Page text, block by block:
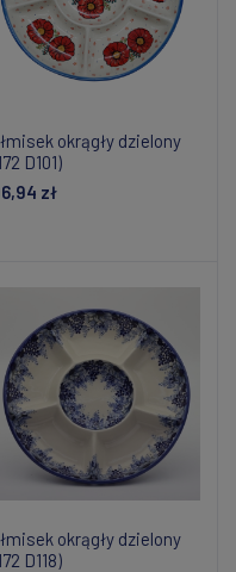
okrągły dzielony
D101)
zł
okrągły dzielony
D118)